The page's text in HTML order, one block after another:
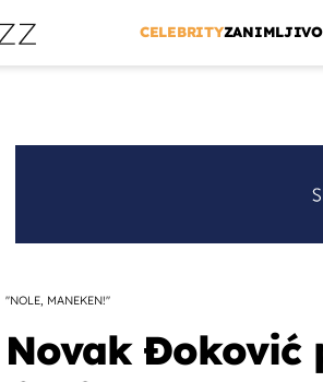
CELEBRITY
''NOLE, MANEKEN!''
Novak Đoković